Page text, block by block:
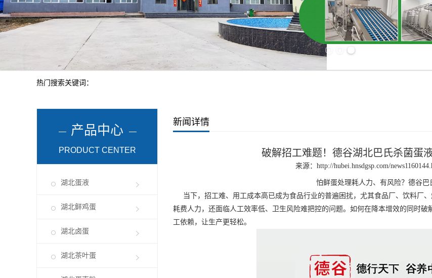
热门搜索关键词：
产品中心
PRODUCT CENTER
湖北蛋液
湖北鲜鸡蛋
湖北卤蛋
湖北茶叶蛋
新闻详情
破解招工难题！德谷湖北巴氏杀菌蛋
来源： http://hubei.hnsdgsp.com/
怕鲜蛋处理耗人力、有风险？德谷巴
当下，招工难、用工成本高已成为食品行业的普遍困扰，尤其食品厂、饮料厂
耗费人力，还面临人工效率低、卫生风险难把控的问题。如何在降本增效的同时
工依赖，让生产更轻松。